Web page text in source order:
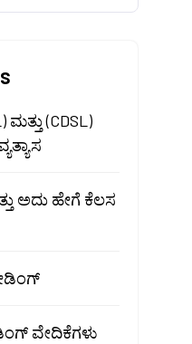
(CDSL)
ಅದು ಹೇಗೆ ಕೆಲಸ
ವೇದಿಕೆಗಳು